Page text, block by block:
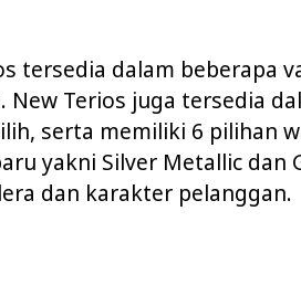
tersedia dalam beberapa
New Terios juga tersedia
serta memiliki 6 pilihan
yakni Silver Metallic dan
dan karakter pelanggan.